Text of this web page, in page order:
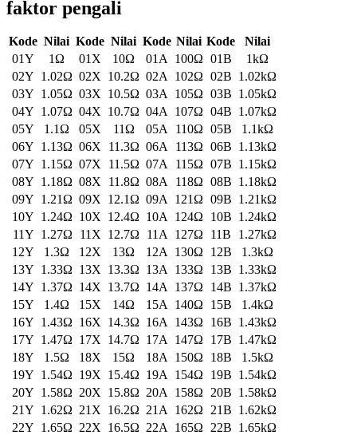
34Y 2.21Ω 34X 22.1Ω
36Y
2.32Ω 36X 23.2Ω 36A 232Ω 36B
2.32kΩ
37Y
2.37Ω 37X 23.7Ω 37A 237Ω 37B
2.37kΩ
38Y 2.43Ω 38X 24.3Ω 38A 243Ω 38B 2.43kΩ
39Y 2.49Ω 39X 24.9Ω 39A 249Ω 39B 2.49kΩ
40Y 2.55Ω 40X 25.5Ω 40A 255Ω 40B 2.55kΩ
41Y
2.61Ω 41X 26.1Ω 41A 261Ω 41B
2.61kΩ
42Y 2.67Ω 42X 26.7Ω 42A 267Ω 42B 2.67kΩ
43Y 2.74Ω 43X 27.4Ω 43A 274Ω 43B 2.74kΩ
44Y
2.8Ω 44X 28Ω 44A 280Ω 44B
2.8kΩ
45Y 2.87Ω 45X 28.7Ω 45A 287Ω 45B 2.87kΩ
46Y 2.94Ω 46X 29.4Ω 46A 294Ω 46B 2.94kΩ
47Y 3.01Ω 47X 30.1Ω 47A 301Ω 47B
3.01kΩ
48Y
3.09Ω 48X 30.9Ω 48A 309Ω 48B
3.09kΩ
49Y 3.16Ω 49X 31.6Ω 49A 316Ω 49B 3.16kΩ
50Y 3.24Ω 50X 32.4Ω 50A 324Ω 50B 3.24kΩ
51Y
3.32Ω 51X 33.2Ω 51A 332Ω 51B
3.32kΩ
52Y
3.4Ω 52X 34Ω 52A 340Ω 52B
3.4kΩ
53Y 3.48Ω 53X 34.8Ω 53A 348Ω 53B 3.48kΩ
54Y
3.57Ω 54X 35.7Ω 54A 357Ω 54B
3.57kΩ
55Y 3.65Ω 55X 36.5Ω 55A 365Ω 55B 3.65kΩ
56Y 3.74Ω 56X 37.4Ω 56A 374Ω 56B 3.74kΩ
57Y 3.83Ω 57X 38.3Ω 57A 383Ω 57B 3.83kΩ
58Y 3.92Ω 58X 39.2Ω 58A 392Ω 58B 3.92kΩ